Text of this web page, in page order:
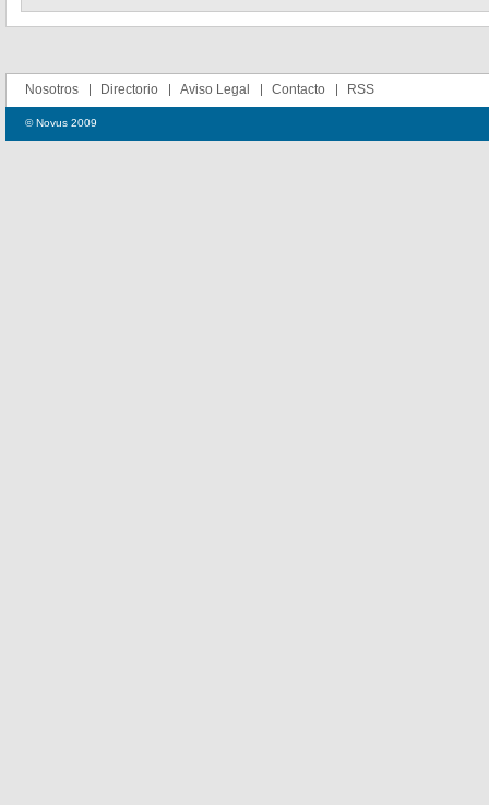
Nosotros Directorio Aviso Legal Contacto RSS
© Novus 2009